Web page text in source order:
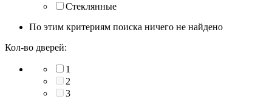
Стеклянные
По этим критериям поиска ничего не найдено
Кол-во дверей:
1
2
3